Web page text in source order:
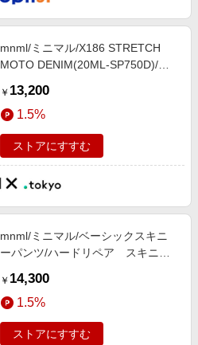
mnml/ミニマル/X186 STRETCH
MOTO DENIM(20ML-SP750D)/ジ
￥ 13,200
1.5%
ストアにすすむ
mnml/ミニマル/ベーシックスキニ
ーパンツ/ハードリペア スキニー
￥ 14,300
1.5%
ストアにすすむ